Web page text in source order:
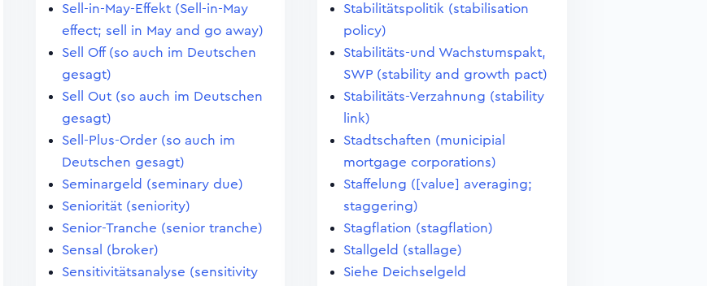
Sell-in-May-Effekt (Sell-in-May
effect; sell in May and go away)
Sell Off (so auch im Deutschen
gesagt)
Sell Out (so auch im Deutschen
gesagt)
Sell-Plus-Order (so auch im
Deutschen gesagt)
Seminargeld (seminary due)
Seniorität (seniority)
Senior-Tranche (senior tranche)
Sensal (broker)
Sensitivitätsanalyse (sensitivity
Stabilitätspolitik (stabilisation
policy)
Stabilitäts-und Wachstumspakt,
SWP (stability and growth pact)
Stabilitäts-Verzahnung (stability
link)
Stadtschaften (municipial
mortgage corporations)
Staffelung ([value] averaging;
staggering)
Stagflation (stagflation)
Stallgeld (stallage)
Siehe Deichselgeld